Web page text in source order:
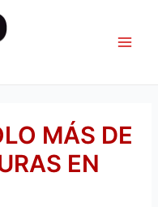
MÁS DE
EN